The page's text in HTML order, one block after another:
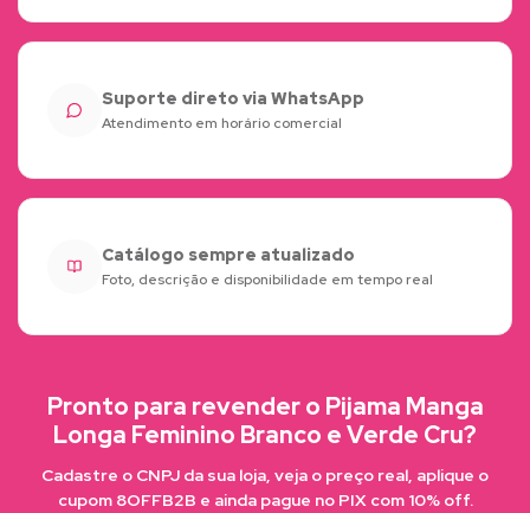
Suporte direto via WhatsApp
Atendimento em horário comercial
Catálogo sempre atualizado
Foto, descrição e disponibilidade em tempo real
Pronto para revender o Pijama Manga
Longa Feminino Branco e Verde Cru?
Cadastre o CNPJ da sua loja, veja o preço real, aplique o
cupom 8OFFB2B e ainda pague no PIX com 10% off.